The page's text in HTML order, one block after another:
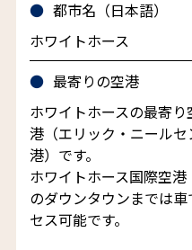
都市名（日本語）
ホワイトホース
最寄りの空港
ホワイトホースの最寄
港（エリック・ニール
港）です。
ホワイトホース国際空港
のダウンタウンまでは
セス可能です。